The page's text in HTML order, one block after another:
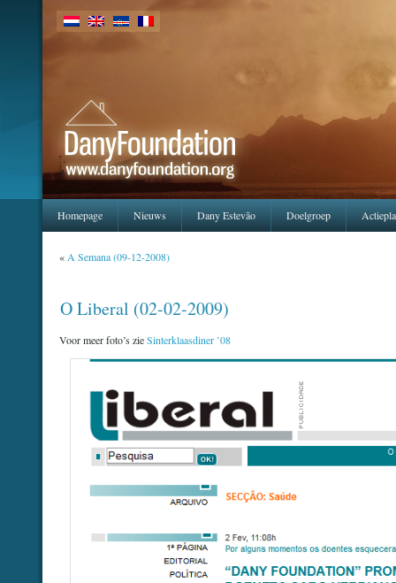
Homepage Nieuws Dany Estevão Doelgroep
« A Semana (09-12-2008)
O Liberal (02-02-2009)
Voor meer foto’s zieSinterklaasdiner ’08